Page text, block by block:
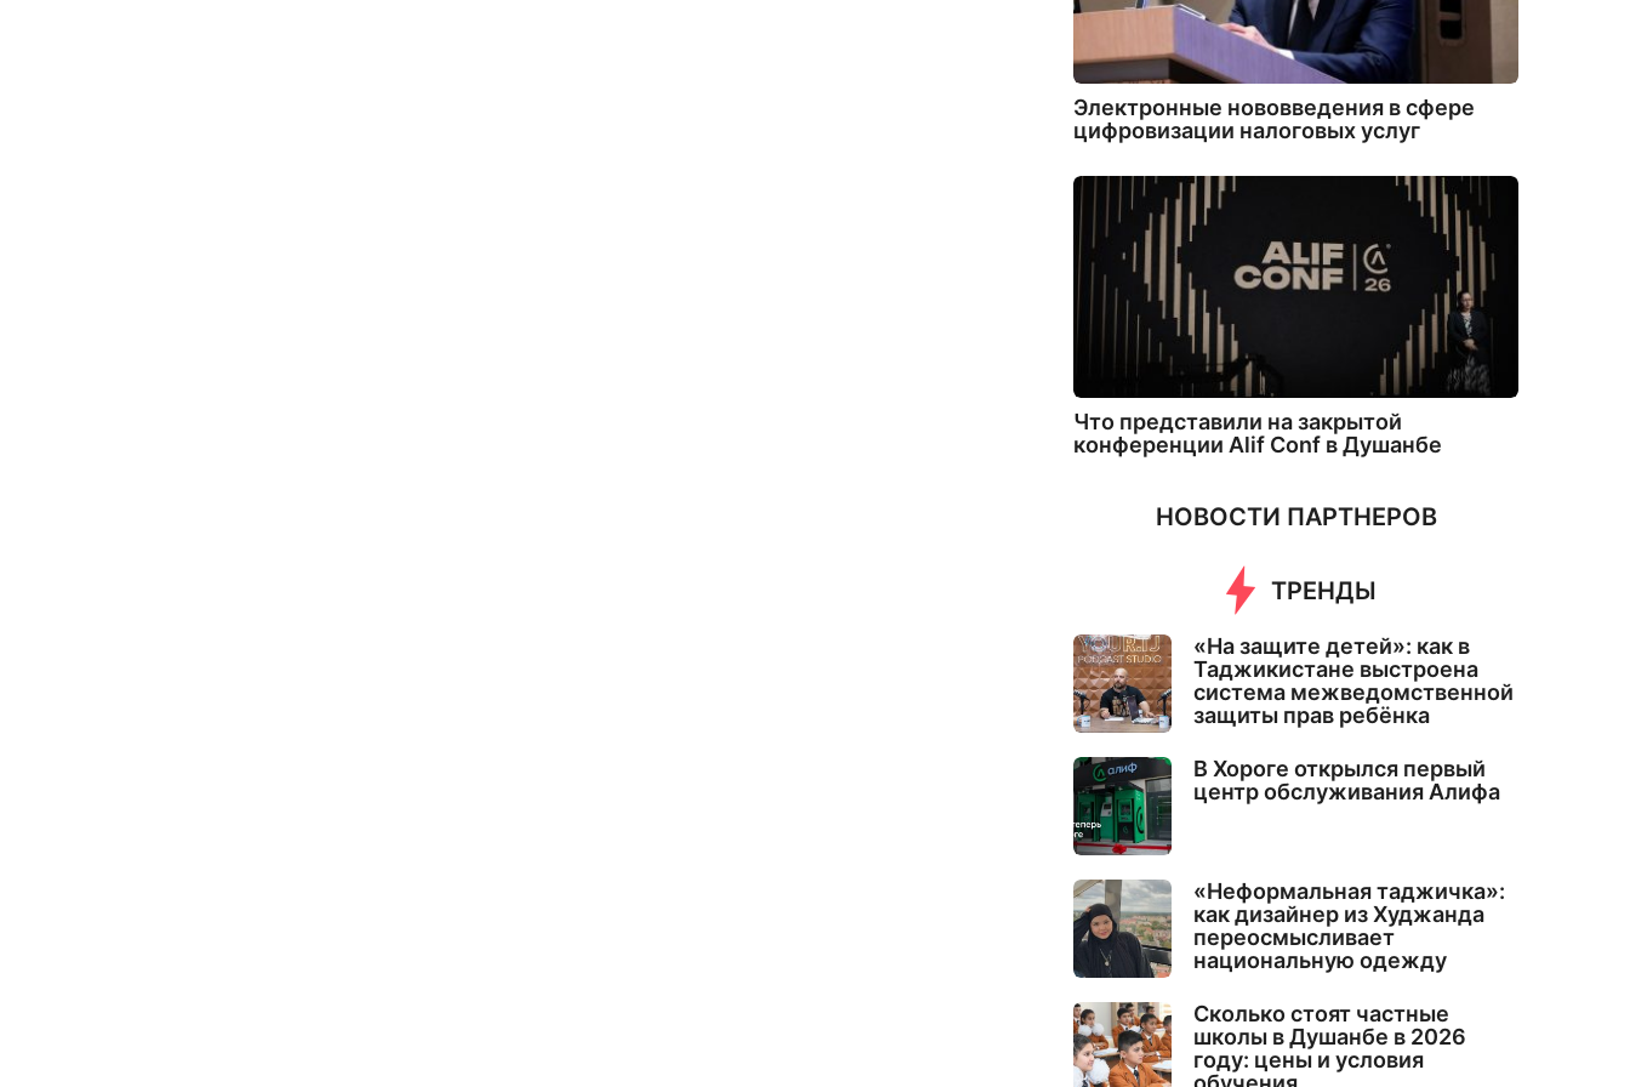
Электронные нововведения в сфере
цифровизации налоговых услуг
Что представили на закрытой
конференции Alif Conf в Душанбе
НОВОСТИ ПАРТНЕРОВ
ТРЕНДЫ
«На защите детей»: как в
Таджикистане выстроена
система межведомственной
защиты прав ребёнка
В Хороге открылся первый
центр обслуживания Алифа
«Неформальная таджичка»:
как дизайнер из Худжанда
переосмысливает
национальную одежду
Сколько стоят частные
школы в Душанбе в 2026
году: цены и условия